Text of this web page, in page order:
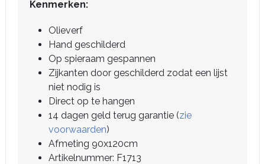
Kenmerken:
Olieverf
Hand geschilderd
Op spieraam gespannen
Zijkanten door geschilderd zodat een lijst
niet nodig is
Direct op te hangen
14 dagen geld terug garantie (zie
voorwaarden)
Afmeting 90x120cm
Artikelnummer: F1713